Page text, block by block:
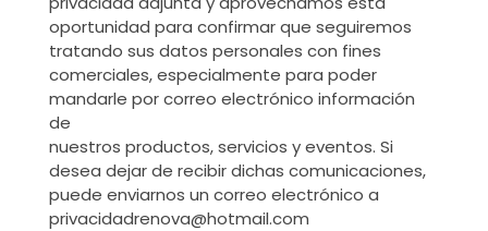
oportunidad para confirmar que seguiremos
tratando sus datos personales con fines
comerciales, especialmente para poder
mandarle por correo electrónico información
de
nuestros productos, servicios y eventos. Si
desea dejar de recibir dichas comunicaciones,
puede enviarnos un correo electrónico a
privacidadrenova@hotmail.com